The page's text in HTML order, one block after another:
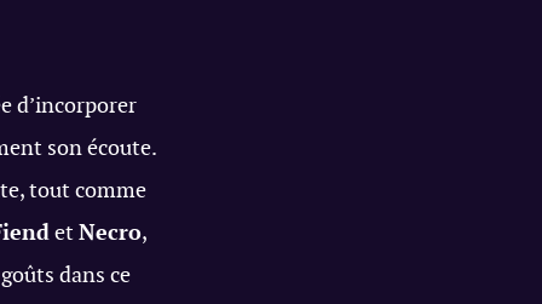
d’incorporer
son écoute.
tout comme
et Necro,
dans ce